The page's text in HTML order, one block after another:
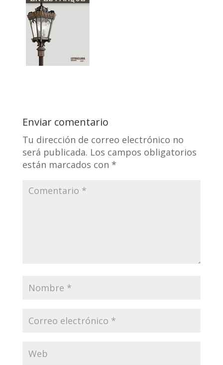
Enviar comentario
Tu dirección de correo electrónico no
será publicada. Los campos obligatorios
están marcados con *